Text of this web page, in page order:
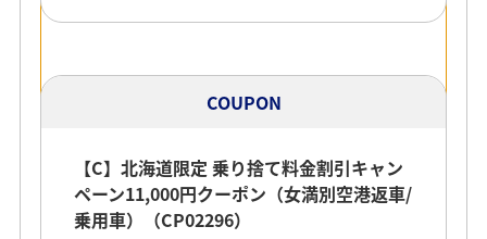
COUPON
【C】北海道限定 乗り捨て料金割引キャン
ペーン11,000円クーポン（女満別空港返車/
乗用車）（CP02296）